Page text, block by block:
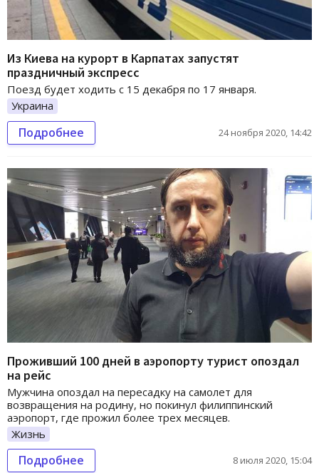
Из Киева на курорт в Карпатах запустят
праздничный экспресс
Поезд будет ходить с 15 декабря по 17 января.
Украина
Подробнее 24 ноября 2020, 14:42
Проживший 100 дней в аэропорту турист опоздал
на рейс
Мужчина опоздал на пересадку на самолет для
возвращения на родину, но покинул филиппинский
аэропорт, где прожил более трех месяцев.
Жизнь
Подробнее 8 июля 2020, 15:04